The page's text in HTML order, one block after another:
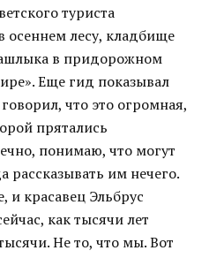
туриста
осеннем лесу, кладбище
в придорожном
Еще гид показывал
что это огромная,
прятались
понимаю, что могут
рассказывать им нечего.
и красавец Эльбрус
как тысячи лет
Не то, что мы. Вот